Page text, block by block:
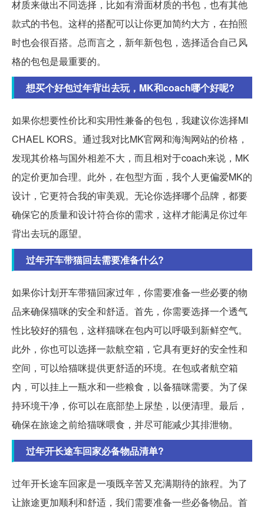
材质来做出不同选择，比如有滑面材质的书包，也有其他
款式的书包。这样的搭配可以让你更加简约大方，在拍照
时也会很百搭。总而言之，新年新包包，选择适合自己风
格的包包是最重要的。
想买个好包过年背出去玩，MK和coach哪个好呢?
如果你想要性价比和实用性兼备的包包，我建议你选择MI
CHAEL KORS。通过我对比MK官网和海淘网站的价格，
发现其价格与国外相差不大，而且相对于coach来说，MK
的定价更加合理。此外，在包型方面，我个人更偏爱MK的
设计，它更符合我的审美观。无论你选择哪个品牌，都要
确保它的质量和设计符合你的需求，这样才能满足你过年
背出去玩的愿望。
过年开车带猫回去需要准备什么?
如果你计划开车带猫回家过年，你需要准备一些必要的物
品来确保猫咪的安全和舒适。首先，你需要选择一个透气
性比较好的猫包，这样猫咪在包内可以呼吸到新鲜空气。
此外，你也可以选择一款航空箱，它具有更好的安全性和
空间，可以给猫咪提供更舒适的环境。在包或者航空箱
内，可以挂上一瓶水和一些粮食，以备猫咪需要。为了保
持环境干净，你可以在底部垫上尿垫，以便清理。最后，
确保在旅途之前给猫咪喂食，并尽可能减少其排泄物。
过年开长途车回家必备物品清单?
过年开长途车回家是一项既辛苦又充满期待的旅程。为了
让旅途更加顺利和舒适，我们需要准备一些必备物品。首